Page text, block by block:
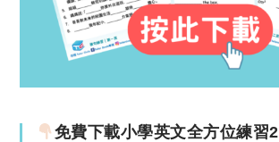
免費下載小學英文全方位練習2